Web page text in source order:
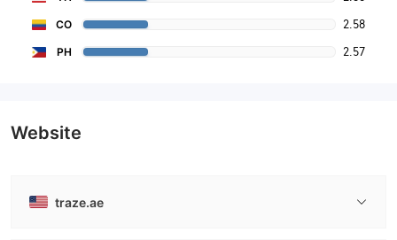
CO 2.58
PH 2.57
Website
traze.ae